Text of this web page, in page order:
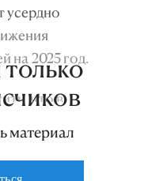
усердно
на 2025 год.
что в
материал